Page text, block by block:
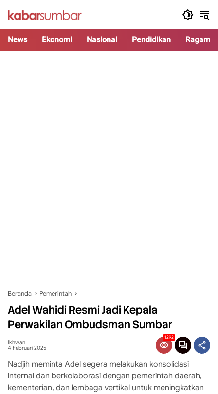
News Ekonomi Nasional Pendidikan Ragam
Beranda Pemerintah
Adel Wahidi Resmi Jadi Kepala
Perwakilan Ombudsman Sumbar
Ikhwan
4 Februari 2025
1292
Nadjih meminta Adel segera melakukan konsolidasi
internal dan berkolaborasi dengan pemerintah daerah,
kementerian, dan lembaga vertikal untuk meningkatkan